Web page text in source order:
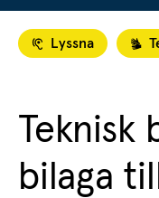
Lyssna
Teknisk
bilaga till